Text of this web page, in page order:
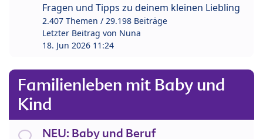
Fragen und Tipps zu deinem kleinen Liebling
2.407 Themen / 29.198 Beiträge
Letzter Beitrag von Nuna
18. Jun 2026 11:24
Familienleben mit Baby und
Kind
NEU: Baby und Beruf